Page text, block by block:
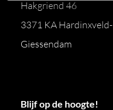
Hakgriend 46
3371 KA Hardinxveld-
Giessendam
Blijf op de hoogte!